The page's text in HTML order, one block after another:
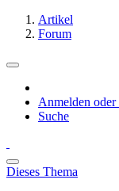
Artikel
Forum
Anmelden oder
Suche
Dieses Thema